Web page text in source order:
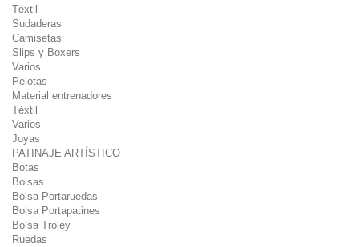
Téxtil
Sudaderas
Camisetas
Slips y Boxers
Varios
Pelotas
Material entrenadores
Téxtil
Varios
Joyas
PATINAJE ARTÍSTICO
Botas
Bolsas
Bolsa Portaruedas
Bolsa Portapatines
Bolsa Troley
Ruedas